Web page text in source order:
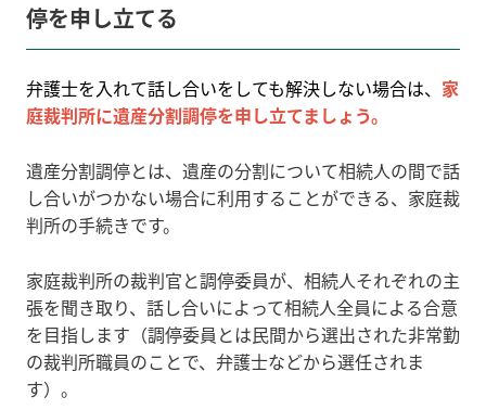
停を申し立てる
弁護士を入れて話し合いをしても解決しない場合は、 家
庭裁判所に遺産分割調停を申し立てましょう。
遺産分割調停とは、遺産の分割について相続人の間で話
し合いがつかない場合に利用することができる、家庭裁
判所の手続きです。
家庭裁判所の裁判官と調停委員が、相続人それぞれの主
張を聞き取り、話し合いによって相続人全員による合意
を目指します（調停委員とは民間から選出された非常勤
の裁判所職員のことで、弁護士などから選任されま
す）。